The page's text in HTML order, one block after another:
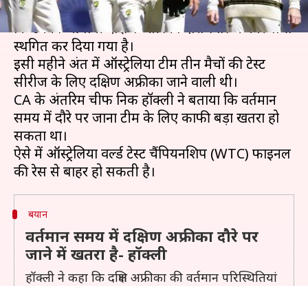
क्रिकेट ऑस्ट्रेलिया (CA) ने मंगलवार शाम को कंफर्म किया
कि उनका आगामी दक्षिण अफ्रीका दौरा स्वास्थ्य कारणों से
स्थगित कर दिया गया है।
इसी महीने अंत में ऑस्ट्रेलिया टीम तीन मैचों की टेस्ट
सीरीज के लिए दक्षिण अफ्रीका जाने वाली थी।
CA के अंतरिम चीफ निक हॉक्ली ने बताया कि वर्तमान
समय में दौरे पर जाना टीम के लिए काफी बड़ा खतरा हो
सकता था।
ऐसे में ऑस्ट्रेलिया वर्ल्ड टेस्ट चैंपियनशिप (WTC) फाइनल
बयान
वर्तमान समय में दक्षिण अफ्रीका दौरे पर
जाने में खतरा है- हॉक्ली
हॉक्ली ने कहा कि दक्षिण अफ्रीका की वर्तमान परिस्थितियां